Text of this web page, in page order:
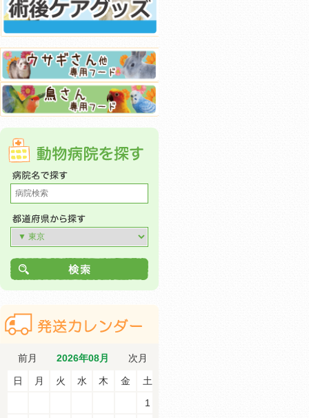
前月 次月
2026年08月
日 月 火 水 木 金
土
1